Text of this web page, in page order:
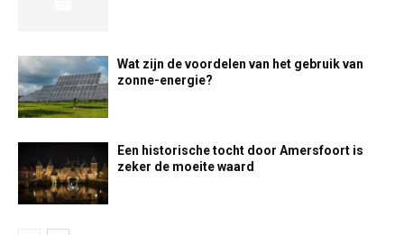
Wat zijn de voordelen van het gebruik van
zonne-energie?
Een historische tocht door Amersfoort is
zeker de moeite waard